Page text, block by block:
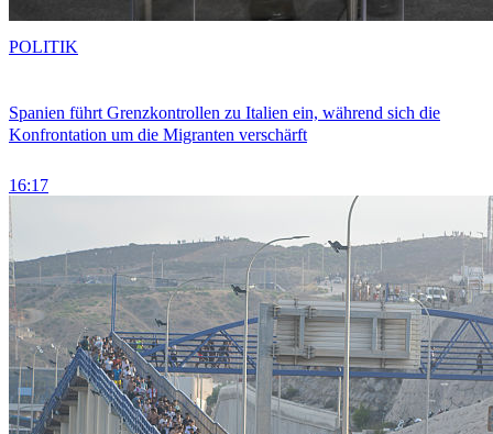
Spanien führt Grenzkontrollen zu Italien ein, während sich die
Konfrontation um die Migranten verschärft
16:17
POLITIK